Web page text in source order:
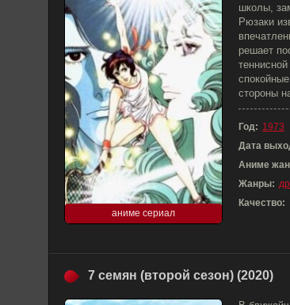
аниме сериал
школы,
Рюзаки
решает
стороны
Год: 1973
Дата
Аниме
Жанры:
Качество:
7 семян (второй сезон) (2020)